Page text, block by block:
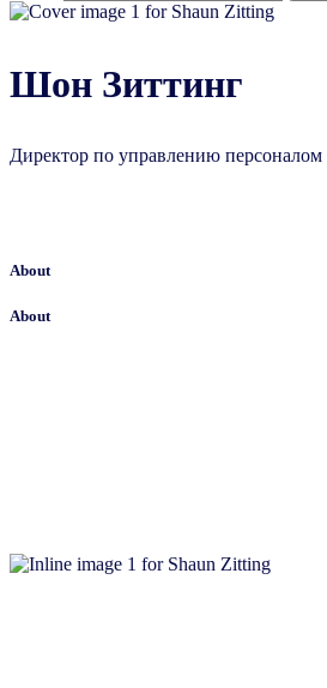
Шон Зиттинг
Директор по управлению персоналом
About
About